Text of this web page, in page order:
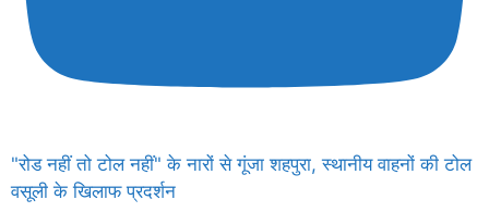
"रोड नहीं तो टोल नहीं" के नारों से गूंजा शहपुरा, स्थानीय वाहनों की टोल
वसूली के खिलाफ प्रदर्शन